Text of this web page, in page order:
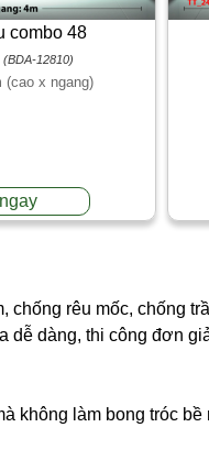
combo 48
(BDA-12810)
(cao x ngang)
chống rêu mốc, chống
dễ dàng, thi công đơn
không làm bong tróc bề